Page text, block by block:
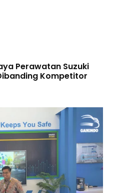
Perawatan Suzuki
Kompetitor